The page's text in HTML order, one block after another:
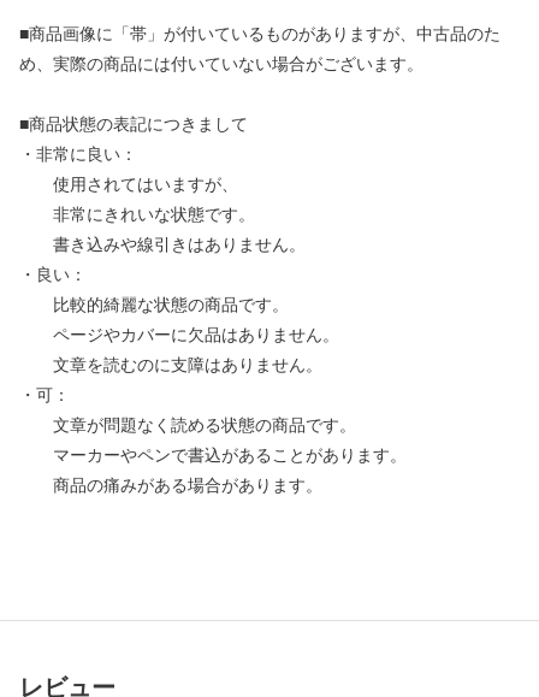
■商品画像に「帯」が付いているものがありますが、中古品のた
め、実際の商品には付いていない場合がございます。
■商品状態の表記につきまして
・非常に良い：
使用されてはいますが、
非常にきれいな状態です。
書き込みや線引きはありません。
・良い：
比較的綺麗な状態の商品です。
ページやカバーに欠品はありません。
文章を読むのに支障はありません。
・可：
文章が問題なく読める状態の商品です。
マーカーやペンで書込があることがあります。
商品の痛みがある場合があります。
レビュー